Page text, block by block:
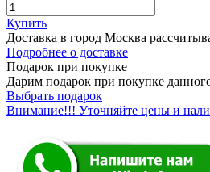
Купить
Доставка в город Москва
Подробнее о доставке
Подарок при покупке
Дарим подарок при покупке
Выбрать подарок
Внимание!!! Уточняйте цены и